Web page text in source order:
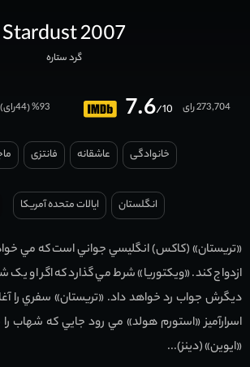
Stardust 2007
گرد ستاره
7.6/10 273,704 رای 93
% (
44رای)
خانوادگی عاشقانه فانتزی
انگلستان ایالات متحده آمریکا
«تريستان» (کاکس) انگليسي جواني است که مي
ازدواج کند. «ويکتوريا» شرط مي گذارد که اگر او يک
ديگرش جواب رد خواهد داد. «تريستان» سفري را
اسرارآميز «استورم هولد» مي رود جايي که شهاب
«ايوين» (دينز)...